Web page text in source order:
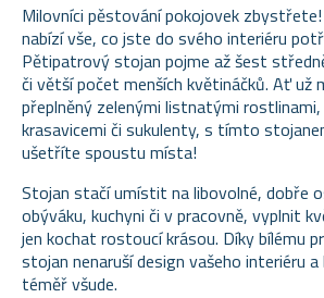
Milovníci pěstování pokojovek
nabízí vše, co jste do svého interiéru
Pětipatrový stojan pojme až šest
či větší počet menších květináčků. Ať už
přeplněný zelenými listnatými
krasavicemi či sukulenty, s tímto
ušetříte spoustu místa!
Stojan stačí umístit na libovolné, dobře
obýváku, kuchyni či v pracovně, vyplnit
jen kochat rostoucí krásou. Díky bílému
stojan nenaruší design vašeho interiéru
téměř všude.